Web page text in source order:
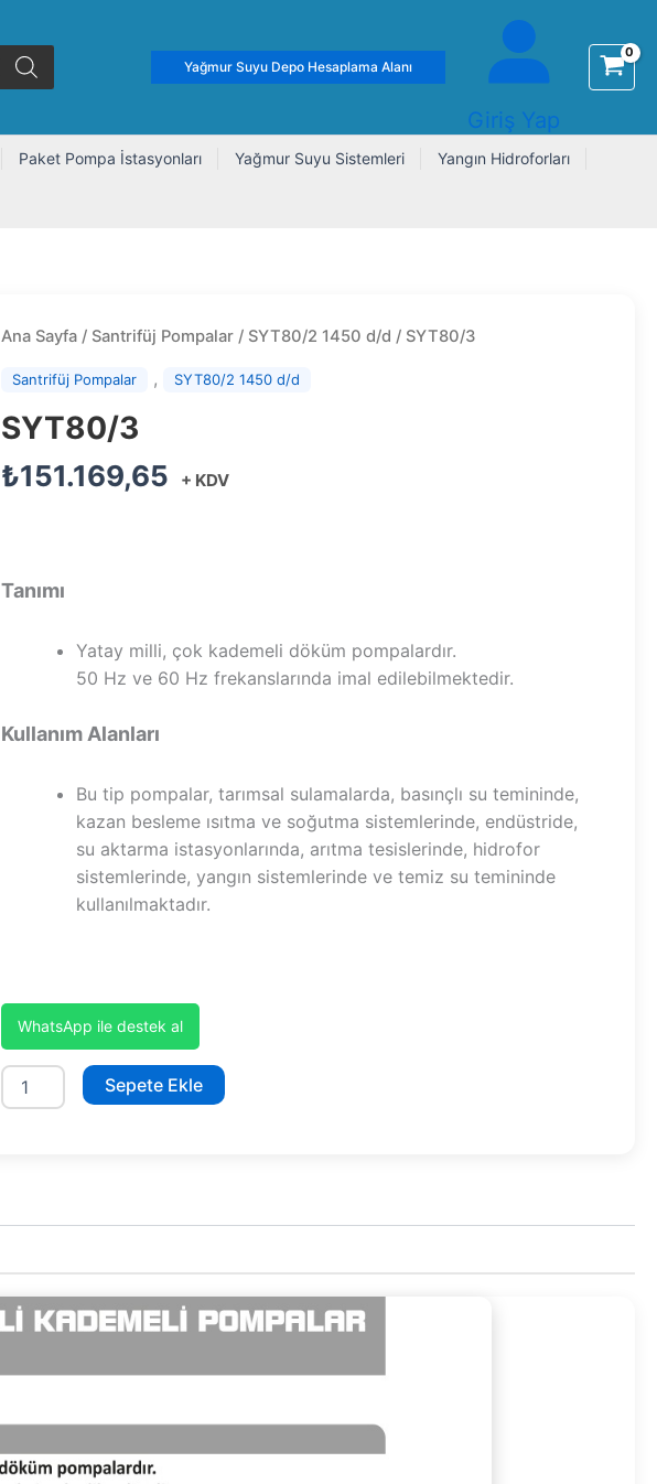
Yağmur Suyu Depo Hesaplama Alanı
Giriş Yap
Paket Pompa İstasyonları Yağmur Suyu Sistemleri Yangın Hidroforları
Ana Sayfa / Santrifüj Pompalar / SYT80/2 1450 d/d / SYT80/3
Santrifüj Pompalar , SYT80/2 1450 d/d
SYT80/3
₺151.169,65 + KDV
Tanımı
Yatay milli, çok kademeli döküm pompalardır.
50 Hz ve 60 Hz frekanslarında imal edilebilmektedir.
Kullanım Alanları
Bu tip pompalar, tarımsal sulamalarda, basınçlı su temininde,
kazan besleme ısıtma ve soğutma sistemlerinde, endüstride,
su aktarma istasyonlarında, arıtma tesislerinde, hidrofor
sistemlerinde, yangın sistemlerinde ve temiz su temininde
kullanılmaktadır.
WhatsApp ile destek al
SYT80/3
adet
Sepete Ekle